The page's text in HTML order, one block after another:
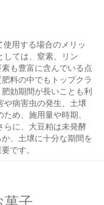
用する場合のメリッ
しては、窒素、リン
も豊富に含んでいる点
料の中でもトップクラ
効期間が長いことも利
や病害虫の発生、土壌
め、施用量や時期、
らに、大豆粕は未発酵
、土壌に十分な期間を
です。
菓子